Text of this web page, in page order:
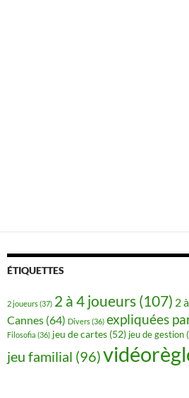
ÉTIQUETTES
2 joueurs(37) 2 à 4 joueurs (107) 2
Cannes (64) Divers(36) expliquées
Filosofia (36) jeu de cartes (52) jeu de gestion
jeu familial (96)